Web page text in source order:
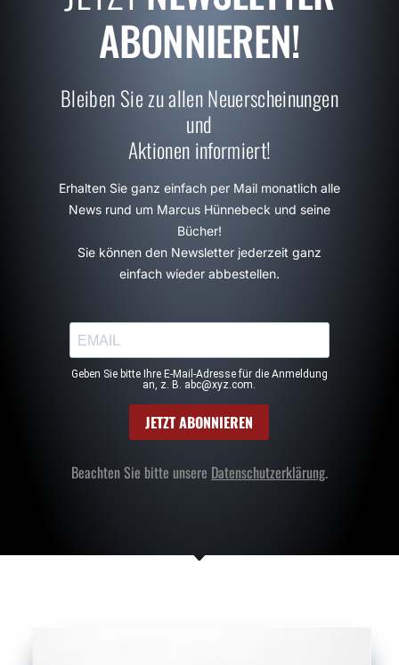
ABONNIEREN!
Bleiben Sie zu allen Neuerscheinungen
und
Aktionen informiert!
Erhalten Sie ganz einfach per Mail monatlich alle
News rund um Marcus Hünnebeck und seine
Bücher!
Sie können den Newsletter jederzeit ganz
einfach wieder abbestellen.
Geben Sie bitte Ihre E-Mail-Adresse für die Anmeldung
an, z. B. abc@xyz.com.
JETZT ABONNIEREN
Beachten Sie bitte unsere Datenschutzerklärung.